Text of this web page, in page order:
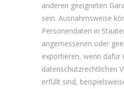
anderen geeigneten
sein. Ausnahmsweise
Personendaten in
angemessenen oder
exportieren, wenn dafür
datenschutz­rechtlichen
erfüllt sind,